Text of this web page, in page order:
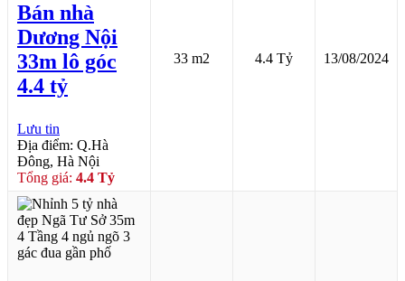
Bán nhà
Dương Nội
33m lô góc
4.4 tỷ
Lưu tin
Địa điểm: Q.Hà
Đông, Hà Nội
Tổng giá: 4.4 Tỷ
33 m2 4.4 Tỷ 13/08/2024